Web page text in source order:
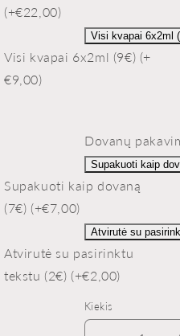
(+€22,00)
Visi kvapai 6x2ml
Visi kvapai 6x2ml (9€) (+
€9,00)
Dovanų
Supakuoti kaip
Supakuoti kaip dovaną
(7€) (+€7,00)
Atvirutė su
Atvirutė su pasirinktu
tekstu (2€) (+€2,00)
Kiekis